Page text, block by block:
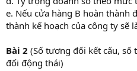
e. Nếu cửa hàng B hoàn thành
thành kế hoạch của công ty sẽ
Bài 2 (Số tương đối kết cấu,
đối động thái)